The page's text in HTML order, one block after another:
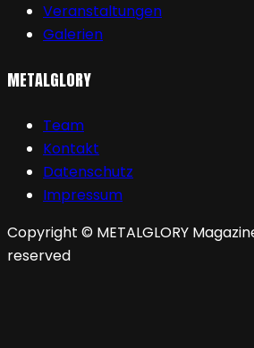
Veranstaltungen
Galerien
METALGLORY
Team
Kontakt
Datenschutz
Impressum
Copyright © METALGLORY
reserved